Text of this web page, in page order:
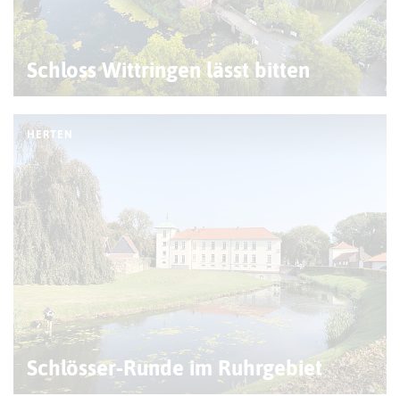
Schloss Wittringen lässt bitten
HERTEN
Schlösser-Runde im Ruhrgebiet